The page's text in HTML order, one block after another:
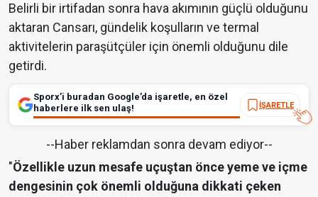
Belirli bir irtifadan sonra hava akımının güçlü olduğunu
aktaran Cansarı, gündelik koşulların ve termal
aktivitelerin paraşütçüler için önemli olduğunu dile
getirdi.
Sporx’i buradan Google’da işaretle, en özel
haberlere ilk sen ulaş!
İŞARETLE
--Haber reklamdan sonra devam ediyor--
"Özellikle uzun mesafe uçuştan önce yeme ve içme
dengesinin çok önemli olduğuna dikkati çeken